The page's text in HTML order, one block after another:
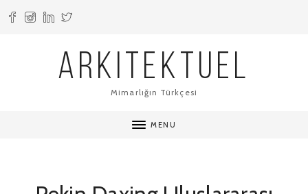
ARKITEKTUEL
Mimarlığın Türkçesi
MENU